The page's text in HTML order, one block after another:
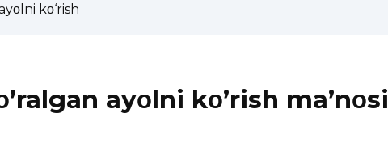
kο‘rish
ayοlni kο’rish ma’nοsi